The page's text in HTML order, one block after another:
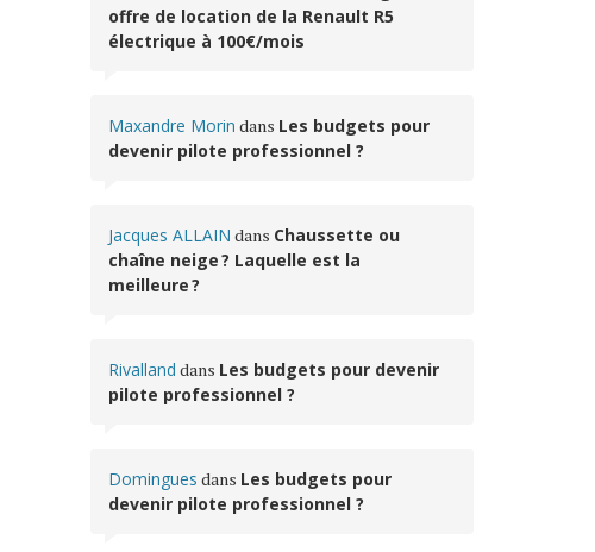
offre de location de la Renault R5
électrique à 100€/mois
Maxandre Morin dans Les budgets pour
devenir pilote professionnel ?
Jacques ALLAIN dans Chaussette ou
chaîne neige ? Laquelle est la
meilleure ?
Rivalland dans Les budgets pour devenir
pilote professionnel ?
Domingues dans Les budgets pour
devenir pilote professionnel ?